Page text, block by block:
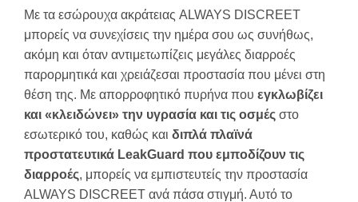
12.87€.
Με τα εσώρουχα ακράτειας ALWAYS DISCREET
μπορείς να συνεχίσεις την ημέρα σου ως συνήθως,
ακόμη και όταν αντιμετωπίζεις μεγάλες διαρροές
παρορμητικά και χρειάζεσαι προστασία που μένει στη
θέση της. Με απορροφητικό πυρήνα που εγκλωβίζει
και «κλειδώνει» την υγρασία και τις οσμές στο
εσωτερικό του, καθώς και διπλά πλαϊνά
προστατευτικά LeakGuard που εμποδίζουν τις
διαρροές, μπορείς να εμπιστευτείς την προστασία
ALWAYS DISCREET ανά πάσα στιγμή. Αυτό το